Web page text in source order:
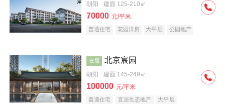
朝阳 建面 125-210㎡
70000 元/平米
普通住宅 花园洋房 大平层
公园地产
在售 北京宸园
朝阳 建面 145-249㎡
100000 元/平米
普通住宅 宜居生态地产 大平层